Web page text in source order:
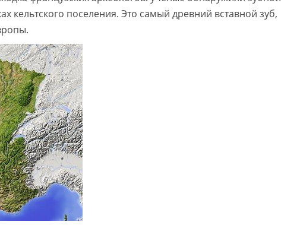
кельтского поселения. Это самый древний вставной зуб,